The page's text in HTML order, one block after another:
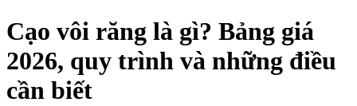
Cạo vôi răng là gì? Bảng giá
2026, quy trình và những điều
cần biết